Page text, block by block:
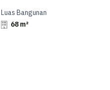
Luas Bangunan
68 m²